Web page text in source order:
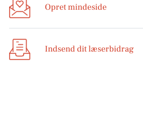
Opret mindeside
Indsend dit læserbidrag